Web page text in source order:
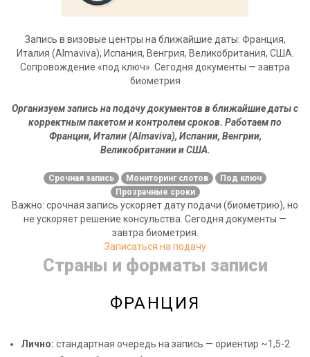
Запись в визовые центры на ближайшие даты: Франция,
Италия (Almaviva), Испания, Венгрия, Великобритания, США.
Сопровождение «под ключ». Сегодня документы — завтра
биометрия
Организуем запись на подачу документов в ближайшие даты с
корректным пакетом и контролем сроков. Работаем по
Франции, Италии (Almaviva), Испании, Венгрии,
Великобритании и США.
Срочная запись Мониторинг слотов
Под ключ
Прозрачные сроки
Важно: срочная запись ускоряет дату подачи (биометрию), но
не ускоряет решение консульства. Сегодня документы —
завтра биометрия.
Записаться на подачу
Страны и форматы записи
ФРАНЦИЯ
Лично: стандартная очередь на запись — ориентир ~1,5-2